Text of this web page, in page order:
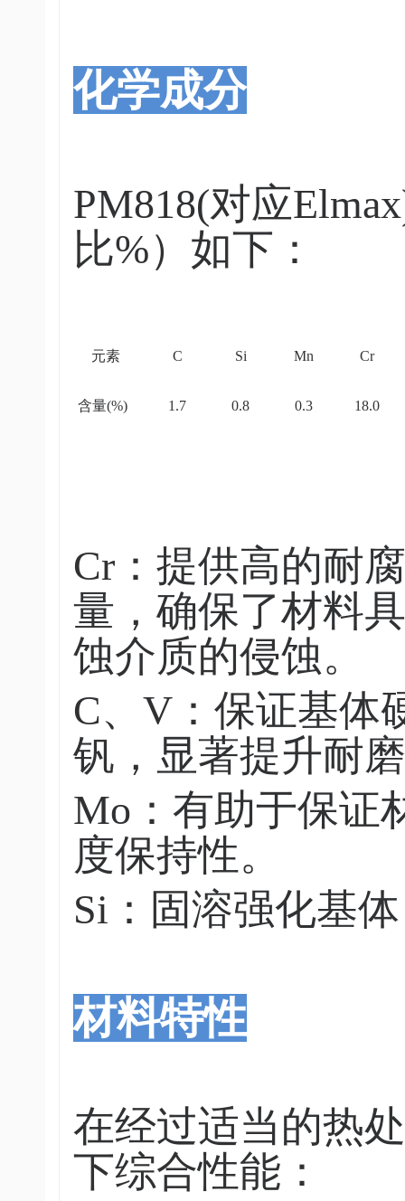
化学成分
PM818(对应
比%）如下：
元素 C Si Mn Cr
含量(%) 1.7 0.8 0.3 18.0
Cr：提供高的耐
量，确保了材料
蚀介质的侵蚀。
C、V：保证基体
钒，显著提升耐
Mo：有助于保证
度保持性。
Si：固溶强化基
材料特性
在经过适当的热
下综合性能：